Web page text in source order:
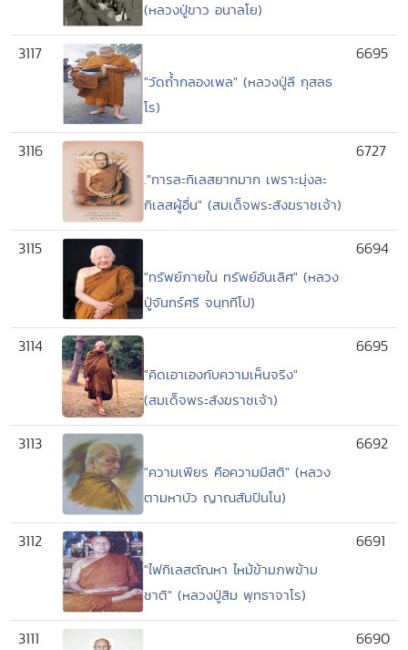
(หลวงปู่ขาว อนาลโย)
3117
"วัดถ้ำกลองเพล" (หลวงปู่ลี กุสลธ
โร)
6695
3116
."การละกิเลสยากมาก เพราะมุ่งละ
กิเลสผู้อื่น" (สมเด็จพระสังฆราชเจ้า)
6727
3115
"ทรัพย์ภายใน ทรัพย์อันเลิศ" (หลวง
ปู่จันทร์ศรี จนฺททีโป)
6694
3114
"คิดเอาเองกับความเห็นจริง"
(สมเด็จพระสังฆราชเจ้า)
6695
3113
"ความเพียร คือความมีสติ" (หลวง
ตามหาบัว ญาณสัมปันโน)
6692
3112
"ไฟกิเลสตัณหา ไหม้ข้ามภพข้าม
ชาติ" (หลวงปู่สิม พุทธาจาโร)
6691
3111 6690